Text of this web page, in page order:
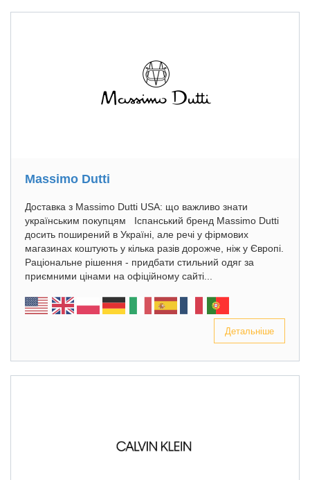
Massimo Dutti
Доставка з Massimo Dutti USA: що важливо знати
українським покупцям Іспанський бренд Massimo Dutti
досить поширений в Україні, але речі у фірмових
магазинах коштують у кілька разів дорожче, ніж у Європі.
Раціональне рішення - придбати стильний одяг за
приємними цінами на офіційному сайті...
Детальніше